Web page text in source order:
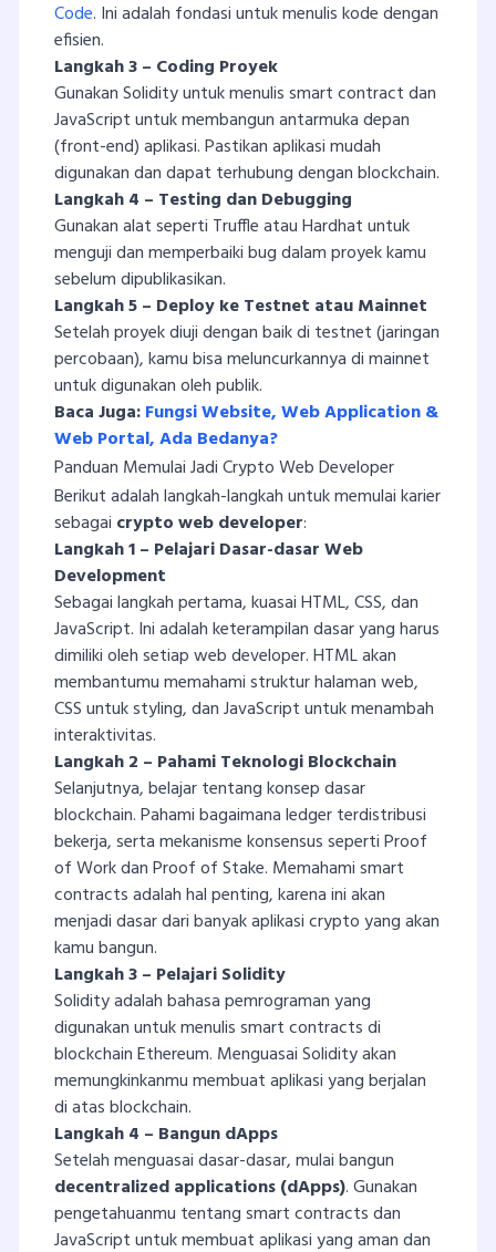
Code. Ini adalah fondasi untuk menulis kode dengan
efisien.
Langkah 3 – Coding Proyek
Gunakan Solidity untuk menulis smart contract dan
JavaScript untuk membangun antarmuka depan
(front-end) aplikasi. Pastikan aplikasi mudah
digunakan dan dapat terhubung dengan blockchain.
Langkah 4 – Testing dan Debugging
Gunakan alat seperti Truffle atau Hardhat untuk
menguji dan memperbaiki bug dalam proyek kamu
sebelum dipublikasikan.
Langkah 5 – Deploy ke Testnet atau Mainnet
Setelah proyek diuji dengan baik di testnet (jaringan
percobaan), kamu bisa meluncurkannya di mainnet
untuk digunakan oleh publik.
Baca Juga:Fungsi Website, Web Application &
Web Portal, Ada Bedanya?
Panduan Memulai Jadi Crypto Web Developer
Berikut adalah langkah-langkah untuk memulai karier
sebagai crypto web developer:
Langkah 1 – Pelajari Dasar-dasar Web
Development
Sebagai langkah pertama, kuasai HTML, CSS, dan
JavaScript. Ini adalah keterampilan dasar yang harus
dimiliki oleh setiap web developer. HTML akan
membantumu memahami struktur halaman web,
CSS untuk styling, dan JavaScript untuk menambah
interaktivitas.
Langkah 2 – Pahami Teknologi Blockchain
Selanjutnya, belajar tentang konsep dasar
blockchain. Pahami bagaimana ledger terdistribusi
bekerja, serta mekanisme konsensus seperti Proof
of Work dan Proof of Stake. Memahami smart
contracts adalah hal penting, karena ini akan
menjadi dasar dari banyak aplikasi crypto yang akan
kamu bangun.
Langkah 3 – Pelajari Solidity
Solidity adalah bahasa pemrograman yang
digunakan untuk menulis smart contracts di
blockchain Ethereum. Menguasai Solidity akan
memungkinkanmu membuat aplikasi yang berjalan
di atas blockchain.
Langkah 4 – Bangun dApps
Setelah menguasai dasar-dasar, mulai bangun
decentralized applications (dApps). Gunakan
pengetahuanmu tentang smart contracts dan
JavaScript untuk membuat aplikasi yang aman dan